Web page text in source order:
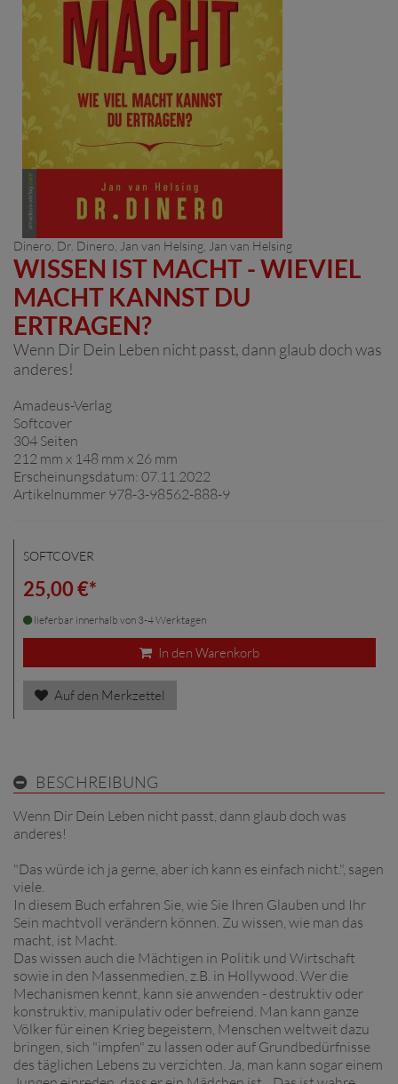
Dinero, Dr. Dinero, Jan van Helsing, Jan van Helsing
WISSEN IST MACHT - WIEVIEL
MACHT KANNST DU
ERTRAGEN?
Wenn Dir Dein Leben nicht passt, dann glaub doch was
anderes!
Amadeus-Verlag
Softcover
304 Seiten
212 mm x 148 mm x 26 mm
Erscheinungsdatum: 07.11.2022
Artikelnummer 978-3-98562-888-9
SOFTCOVER
25,00 €*
lieferbar innerhalb von 3-4 Werktagen
In den Warenkorb
Auf den Merkzettel
BESCHREIBUNG
Wenn Dir Dein Leben nicht passt, dann glaub doch was
anderes!
"Das würde ich ja gerne, aber ich kann es einfach nicht.", sagen
viele.
In diesem Buch erfahren Sie, wie Sie Ihren Glauben und Ihr
Sein machtvoll verändern können. Zu wissen, wie man das
macht, ist Macht.
Das wissen auch die Mächtigen in Politik und Wirtschaft
sowie in den Massenmedien, z.B. in Hollywood. Wer die
Mechanismen kennt, kann sie anwenden - destruktiv oder
konstruktiv, manipulativ oder befreiend. Man kann ganze
Völker für einen Krieg begeistern, Menschen weltweit dazu
bringen, sich "impfen" zu lassen oder auf Grundbedürfnisse
des täglichen Lebens zu verzichten. Ja, man kann sogar einem